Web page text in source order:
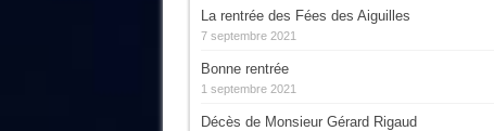
La rentrée des Fées des Aiguilles
7 septembre 2021
Bonne rentrée
1 septembre 2021
Décès de Monsieur Gérard Rigaud